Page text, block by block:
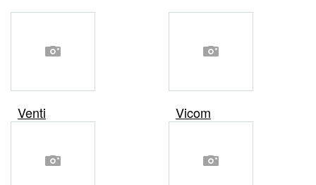
Venti Vicom